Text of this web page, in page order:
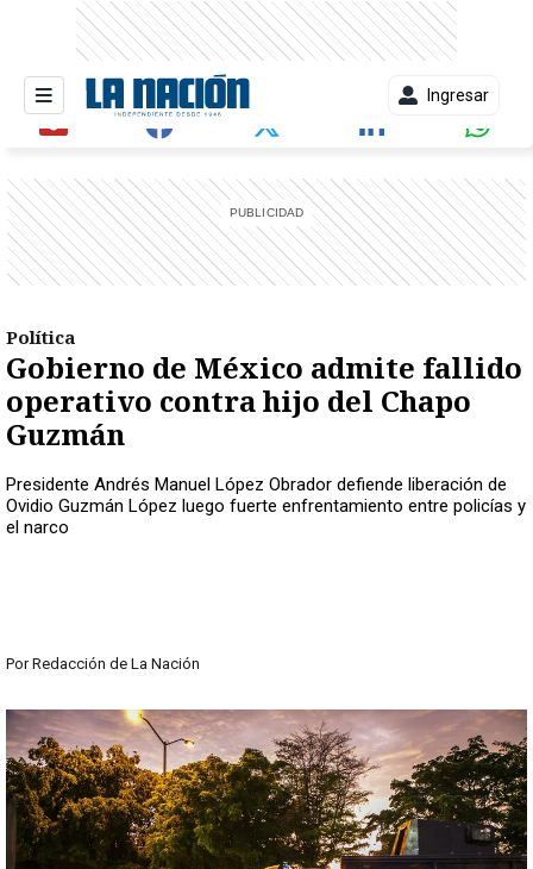
Ingresar
Política
Gobierno de México admite fallido
operativo contra hijo del Chapo
Guzmán
Presidente Andrés Manuel López Obrador defiende liberación de
Ovidio Guzmán López luego fuerte enfrentamiento entre policías y
el narco
Por Redacción de La Nación